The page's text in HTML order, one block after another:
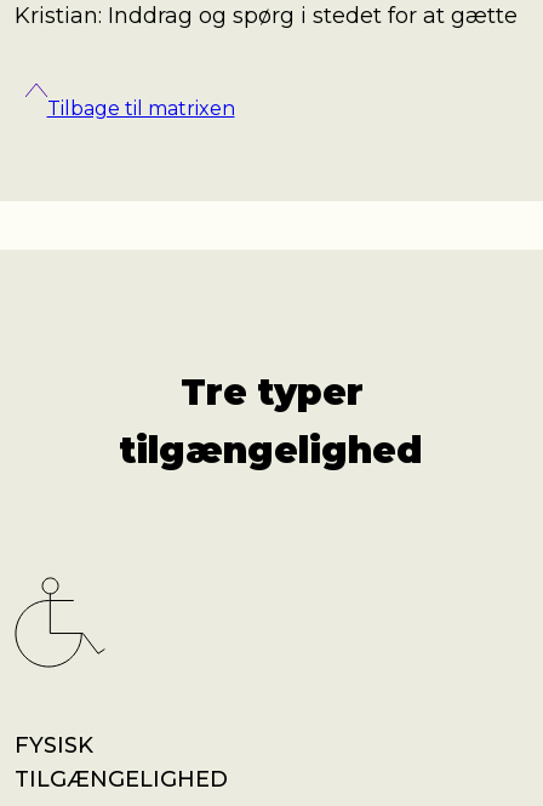
Kristian: Inddrag og spørg i stedet for at gætte
Tilbage til matrixen
Tre typer
tilgængelig­hed
FYSISK
TILGÆNGELIGHED